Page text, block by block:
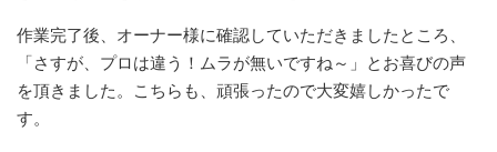
作業完了後、オーナー様に確認していただきましたところ、
「さすが、プロは違う！ムラが無いですね～」とお喜びの声
を頂きました。こちらも、頑張ったので大変嬉しかったで
す。